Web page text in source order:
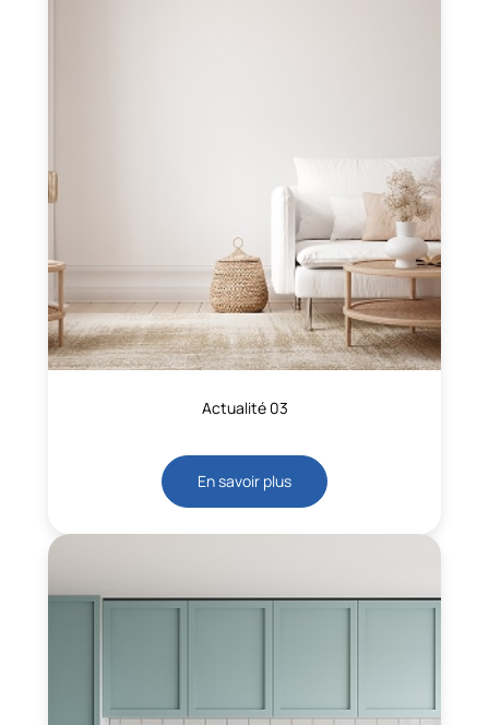
Actualité 03
En savoir plus